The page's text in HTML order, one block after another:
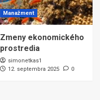
Manažment
Zmeny ekonomického
prostredia
simonetkas1
12. septembra 2025
0